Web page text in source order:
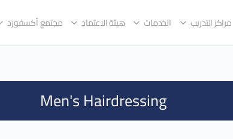
مراكز التدريب الخدمات هيئة الاعتماد مجتمع أكسفورد
Men's Hairdressing